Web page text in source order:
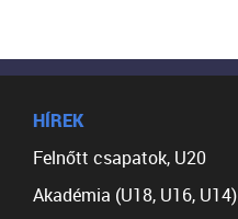
HÍREK
Felnőtt csapatok, U20
Akadémia (U18, U16, U14)